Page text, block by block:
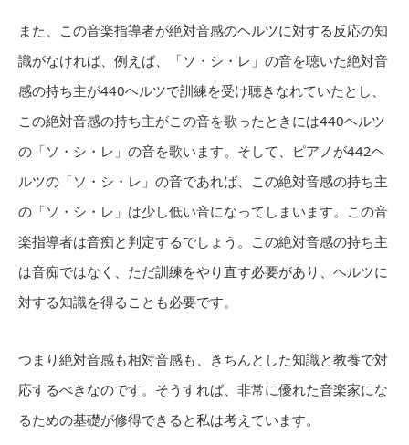
また、この音楽指導者が絶対音感のヘルツに対する反応の知
識がなければ、例えば、「ソ・シ・レ」の音を聴いた絶対音
感の持ち主が440ヘルツで訓練を受け聴きなれていたとし、
この絶対音感の持ち主がこの音を歌ったときには440ヘルツ
の「ソ・シ・レ」の音を歌います。そして、ピアノが442ヘ
ルツの「ソ・シ・レ」の音であれば、この絶対音感の持ち主
の「ソ・シ・レ」は少し低い音になってしまいます。この音
楽指導者は音痴と判定するでしょう。この絶対音感の持ち主
は音痴ではなく、ただ訓練をやり直す必要があり、ヘルツに
対する知識を得ることも必要です。
つまり絶対音感も相対音感も、きちんとした知識と教養で対
応するべきなのです。そうすれば、非常に優れた音楽家にな
るための基礎が修得できると私は考えています。